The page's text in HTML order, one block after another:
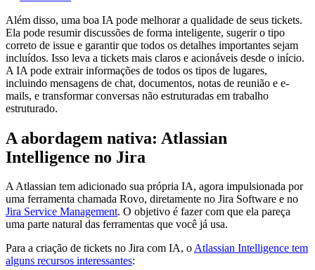
Além disso, uma boa IA pode melhorar a qualidade de seus tickets.
Ela pode resumir discussões de forma inteligente, sugerir o tipo
correto de issue e garantir que todos os detalhes importantes sejam
incluídos. Isso leva a tickets mais claros e acionáveis desde o início.
A IA pode extrair informações de todos os tipos de lugares,
incluindo mensagens de chat, documentos, notas de reunião e e-
mails, e transformar conversas não estruturadas em trabalho
estruturado.
A abordagem nativa: Atlassian
Intelligence no Jira
A Atlassian tem adicionado sua própria IA, agora impulsionada por
uma ferramenta chamada Rovo, diretamente no Jira Software e no
Jira Service Management. O objetivo é fazer com que ela pareça
uma parte natural das ferramentas que você já usa.
Para a criação de tickets no Jira com IA, oAtlassian Intelligence tem
alguns recursos interessantes: